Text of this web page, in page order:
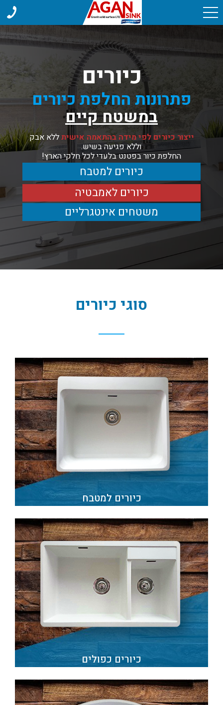
כיורים
פתרונות החלפת כיורים
במשטח קיים
ייצור כיורים לפי מידה בהתאמה אישיתללא אבק
וללא פגיעה בשיש.
החלפת כיור בפטנט בלעדי לכל חלקי הארץ!
כיורים למטבח
כיורים לאמבטיה
משטחים אינטגרליים
סוגי כיורים
כיורים למטבח
כיורים כפולים